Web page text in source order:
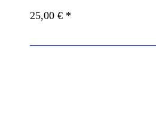
25,00 € *